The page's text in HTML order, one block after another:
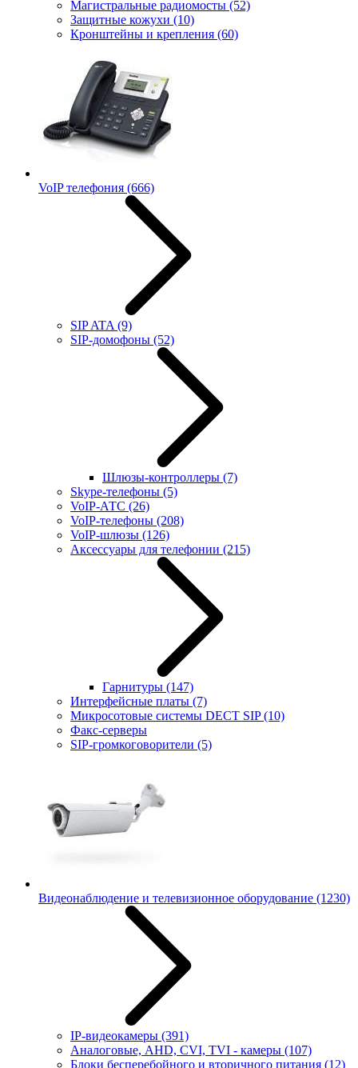
Магистральные радиомосты (52)
Защитные кожухи (10)
Кронштейны и крепления (60)
VoIP телефония (666)
SIP ATA (9)
SIP-домофоны (52)
Шлюзы-контроллеры (7)
Skype-телефоны (5)
VoIP-АТС (26)
VoIP-телефоны (208)
VoIP-шлюзы (126)
Аксессуары для телефонии (215)
Гарнитуры (147)
Интерфейсные платы (7)
Микросотовые системы DECT SIP(10)
Факс-серверы
SIP-громкоговорители (5)
Видеонаблюдение и телевизионное оборудование (1230)
IP-видеокамеры (391)
Аналоговые, AHD, CVI, TVI - камеры (107)
Блоки бесперебойного и вторичного питания (12)